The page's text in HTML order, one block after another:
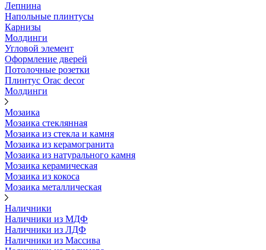
Лепнина
Напольные плинтусы
Карнизы
Молдинги
Угловой элемент
Оформление дверей
Потолочные розетки
Плинтус Orac decor
Молдинги
Мозаика
Мозаика стеклянная
Мозаика из стекла и камня
Мозаика из керамогранита
Мозаика из натурального камня
Мозаика керамическая
Мозаика из кокоса
Мозаика металлическая
Наличники
Наличники из МДФ
Наличники из ЛДФ
Наличники из Массива